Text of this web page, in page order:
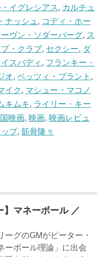
イグレシアス, カルチュ
ナッシュ , コディ・ホー
ヴン・ソダーバーグ, ス
・クラブ, セクシー, ダ
スバディ , フランキー・
オ, ベッツィ・ブラント ,
イク , マシュー・マコノ
キムキ, ライリー・キー
映画, 映画, 映画レビュ
プ, 筋骨隆々
】マネーボール ／
ーグのGMがピーター・
ーボール理論」に出会